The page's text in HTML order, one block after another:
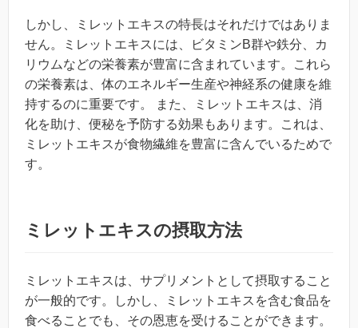
しかし、ミレットエキスの特長はそれだけではありま
せん。ミレットエキスには、ビタミンB群や鉄分、カ
リウムなどの栄養素が豊富に含まれています。これら
の栄養素は、体のエネルギー生産や神経系の健康を維
持するのに重要です。 また、ミレットエキスは、消
化を助け、便秘を予防する効果もあります。これは、
ミレットエキスが食物繊維を豊富に含んでいるためで
す。
ミレットエキスの摂取方法
ミレットエキスは、サプリメントとして摂取すること
が一般的です。しかし、ミレットエキスを含む食品を
食べることでも、その恩恵を受けることができます。